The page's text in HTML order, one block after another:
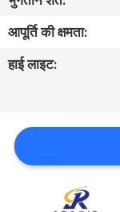
संपर्क
करें
समाचार
आपूर्ति की क्षमता:
हाई लाइट: